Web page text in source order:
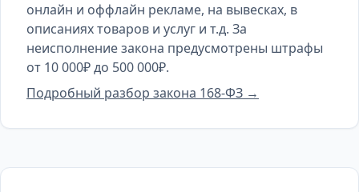
онлайн и оффлайн рекламе, на вывесках, в
описаниях товаров и услуг и т.д. За
неисполнение закона предусмотрены штрафы
от 10 000₽ до 500 000₽.
Подробный разбор закона 168-ФЗ →